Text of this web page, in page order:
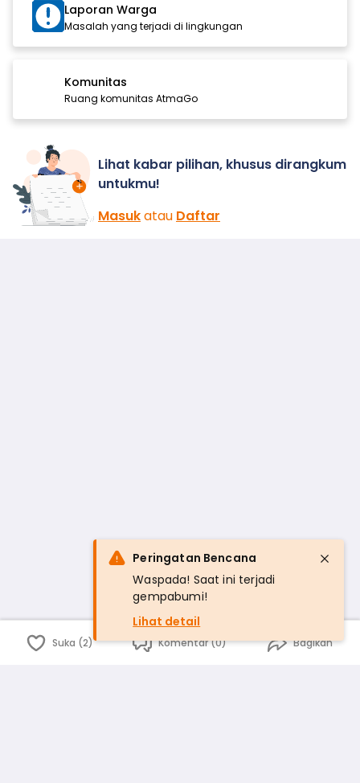
Laporan Warga
Masalah yang terjadi di lingkungan
Komunitas
Ruang komunitas AtmaGo
Lihat kabar pilihan, khusus dirangkum
untukmu!
Masukatau Daftar
Suka (2) Komentar (0) Bagikan
Peringatan Bencana
Waspada! Saat ini terjadi
gempabumi!
Lihat detail